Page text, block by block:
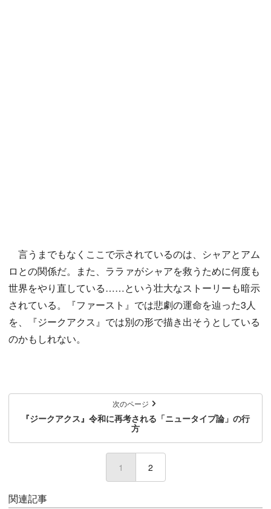
言うまでもなくここで示されているのは、シャアとアム
ロとの関係だ。また、ララァがシャアを救うために何度も
世界をやり直している……という壮大なストーリーも暗示
されている。『ファースト』では悲劇の運命を辿った3人
を、『ジークアクス』では別の形で描き出そうとしている
のかもしれない。
次のページ
『ジークアクス』令和に再考される「ニュータイプ論」の行
方
1 (current)
2
関連記事